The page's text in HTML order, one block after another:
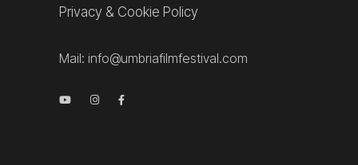
Privacy & Cookie Policy
Mail: info@umbriafilmfestival.com